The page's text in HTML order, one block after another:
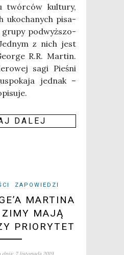
twór­ców kul­tu­ry,
uko­cha­nych pisa­
gru­py pod­wyż­szo­
z nich jest
R.R. Mar­tin.
sagi Pie­śni
jed­nak –
DALEJ
ZAPOWIEDZI
MARTINA
ZIMY MAJĄ
PRIORYTET
7 listopada 2019